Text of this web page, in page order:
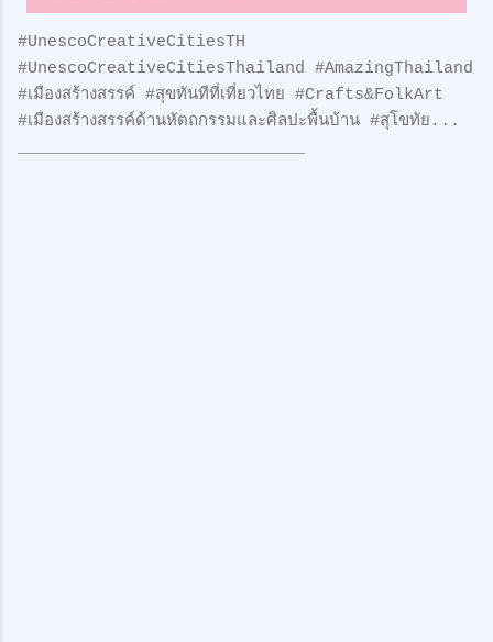
#UnescoCreativeCitiesTH
#UnescoCreativeCitiesThailand #AmazingThailand
#เมืองสร้างสรรค์ #สุขทันทีที่เที่ยวไทย #Crafts&FolkArt
#เมืองสร้างสรรค์ด้านหัตถกรรมและศิลปะพื้นบ้าน #สุโขทัย...